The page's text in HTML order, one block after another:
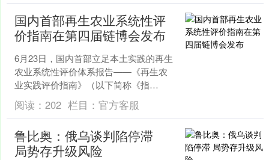
国内首部再生农业系统性评
价指南在第四届链博会发布
6月23日，国内首部立足本土实践的再生
农业系统性评价体系报告——《再生农
业实践评价指南》（以下简称《指
南》）在第四届链博会“链博首发站”正式
对外发布。该《指南》....
阅读： 202 栏目： 官方客服
鲁比奥：俄乌谈判陷停滞
局势存升级风险